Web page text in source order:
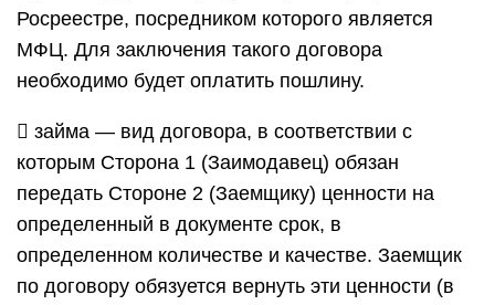
Росреестре, посредником которого является
МФЦ. Для заключения такого договора
необходимо будет оплатить пошлину.
 займа — вид договора, в соответствии с
которым Сторона 1 (Заимодавец) обязан
передать Стороне 2 (Заемщику) ценности на
определенный в документе срок, в
определенном количестве и качестве. Заемщик
по договору обязуется вернуть эти ценности (в